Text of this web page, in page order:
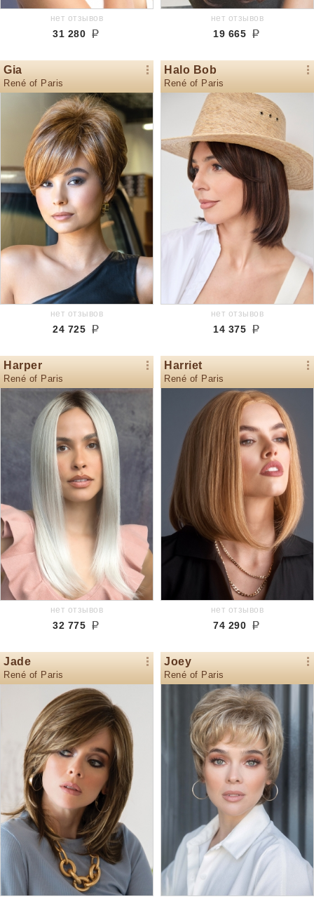
нет отзывов
31 280
нет отзывов
19 665
Gia
René of Paris
нет отзывов
24 725
Halo Bob
René of Paris
нет отзывов
14 375
Harper
René of Paris
нет отзывов
32 775
Harriet
René of Paris
нет отзывов
74 290
Jade
René of Paris
Joey
René of Paris